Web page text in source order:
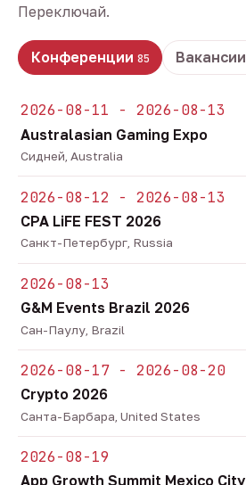
Переключай.
Конференции 85 Вакансии
2026-08-11 - 2026-08-13
Australasian Gaming Expo
Сидней, Australia
2026-08-12 - 2026-08-13
CPA LiFE FEST 2026
Санкт-Петербург, Russia
2026-08-13
G&M Events Brazil 2026
Сан-Паулу, Brazil
2026-08-17 - 2026-08-20
Crypto 2026
Санта-Барбара, United States
2026-08-19
App Growth Summit Mexico City